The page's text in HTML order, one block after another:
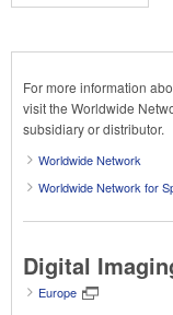
For more information
visit the Worldwide
subsidiary or distributor.
Worldwide Network
Worldwide Network for
Digital
Europe